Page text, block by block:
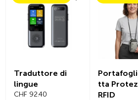
Traduttore di
lingue
CHF 92.40
tta
RFID